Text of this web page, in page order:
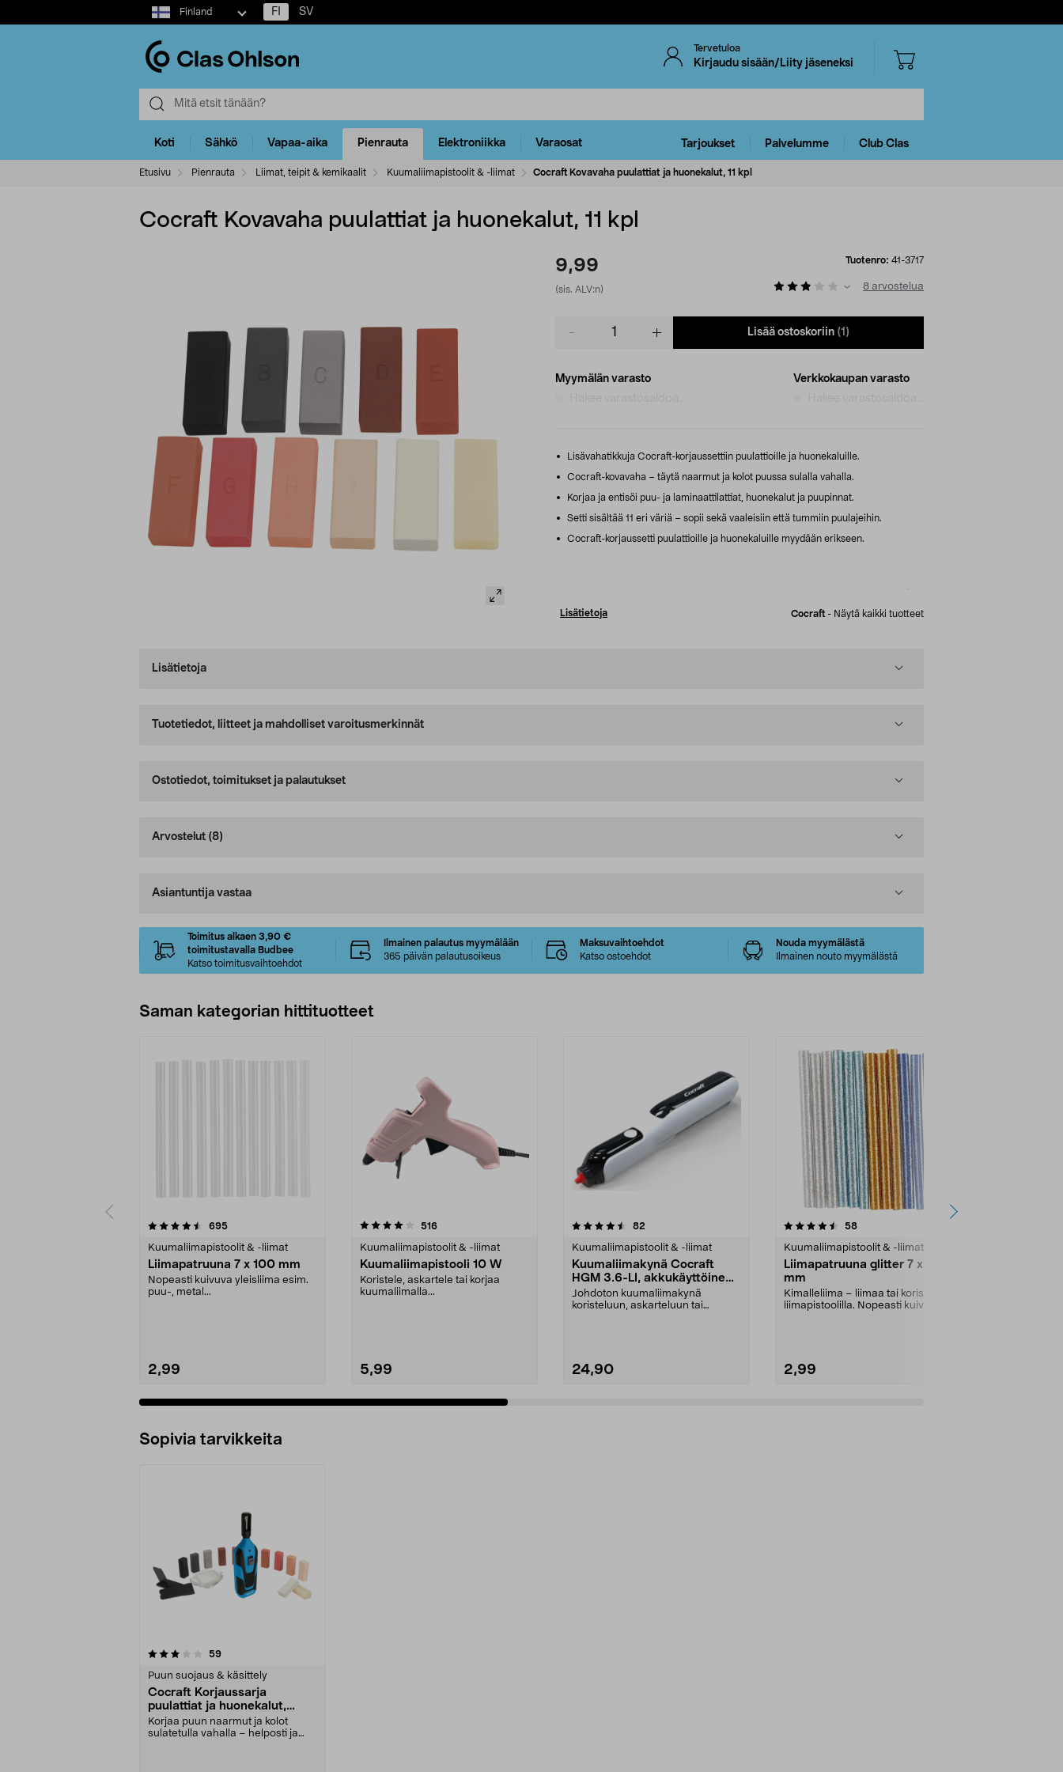
Select
market
Finland FI SV
Tervetuloa
Kirjaudu sisään/Liity jäseneksi
Koti Sähkö Vapaa-aika Pienrauta Elektroniikka Varaosat Tarjoukset Palvelumme Club Clas
Etusivu Pienrauta Liimat, teipit & kemikaalit Kuumaliimapistoolit & -liimat Cocraft Kovavaha puulattiat ja huonekalut, 11 kpl
Cocraft Kovavaha puulattiat ja huonekalut, 11 kpl
9,99
(sis. ALV:n)
Tuotenro: 41-3717
8 arvostelua
Lisää ostoskoriin (1)
Myymälän varasto
Verkkokaupan varasto
Lisävahatikkuja Cocraft-korjaussettiin puulattioille ja huonekaluille.
Cocraft-kovavaha – täytä naarmut ja kolot puussa sulalla vahalla.
Korjaa ja entisöi puu- ja laminaattilattiat, huonekalut ja puupinnat.
Setti sisältää 11 eri väriä – sopii sekä vaaleisiin että tummiin puulajeihin.
Cocraft-korjaussetti puulattioille ja huonekaluille myydään erikseen.
Lisätietoja Cocraft - Näytä kaikki tuotteet
Lisätietoja
Tuotetiedot, liitteet ja mahdolliset varoitusmerkinnät
Ostotiedot, toimitukset ja palautukset
Arvostelut (8)
Asiantuntija vastaa
Toimitus alkaen 3,90 €
toimitustavalla Budbee
Katso toimitusvaihtoehdot
Ilmainen palautus myymälään
365 päivän palautusoikeus
Maksuvaihtoehdot
Katso ostoehdot
Nouda myymälästä
Ilmainen nouto myymälästä
Saman kategorian hittituotteet
695arvostelut
Kuumaliimapistoolit & -liimat
Liimapatruuna 7 x 100 mm
Nopeasti kuivuva yleisliima esim.
puu-, metal...
2,99
4.0 viidestä
516arvostelut
Kuumaliimapistoolit & -liimat
Kuumaliimapistooli 10 W
Koristele, askartele tai korjaa
kuumaliimalla...
5,99
4.5 viidestä
82
Kuumaliimapistoolit & -liimat
Kuumaliimakynä Cocraft
HGM 3.6-LI, akkukäyttöinen
3,6 V
Johdoton kuumaliimakynä
koristeluun, askarteluun tai
24,90
4.5 viidestä
58arvostelut
Kuumaliimapistoolit & -liimat
Liimapatruuna glitter 7 x 100
mm
Kimalleliima – liimaa tai koristele
liimapistoolilla. Nopeasti kuivuva
2,99
4.5 viidestä
Sopivia tarvikkeita
59arvostelut
Puun suojaus & käsittely
Cocraft Korjaussarja
puulattiat ja huonekalut,
kovavaha
Korjaa puun naarmut ja kolot
sulatetulla vahalla – helposti ja